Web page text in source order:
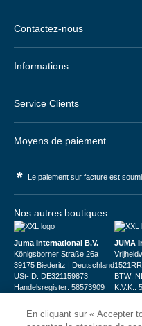
Contactez-nous
Informations
Service Clients
Moyens de paiement
* Le paiement sur facture est
Nos autres boutiques
Juma International B.V.
Königsborner Straße 26a
39175 Biederitz | Deutschland
USt-ID: DE321159873
Handelsregister: 58573909
JUMA
BTW:
K.V.K.:
En cliquant sur « Accepter